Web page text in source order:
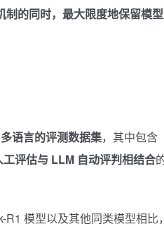
制的同时，最大限度地保留模
语言的评测数据集，其中包含
工评估与 LLM 自动评判相结合
R1 模型以及其他同类模型相比